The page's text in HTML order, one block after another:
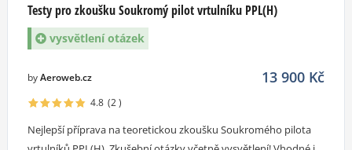
Testy pro zkoušku Soukromý pilot vrtulníku PPL(H)
vysvětlení otázek
byAeroweb.cz 13 900 Kč
4.8 (2)
Nejlepší příprava na teoretickou zkoušku Soukromého pilota